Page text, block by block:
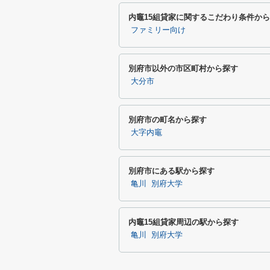
内竈15組貸家に関するこだわり条件か
ファミリー向け
別府市以外の市区町村から探す
大分市
別府市の町名から探す
大字内竈
別府市にある駅から探す
亀川 別府大学
内竈15組貸家周辺の駅から探す
亀川 別府大学